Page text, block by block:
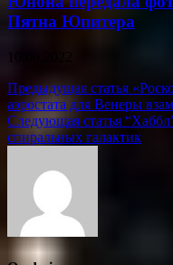
Пятна Юпитера
Навигация
по
записям
Предыдущая статья
аэростата для Венеры
Следующая статья
спиральных галактик